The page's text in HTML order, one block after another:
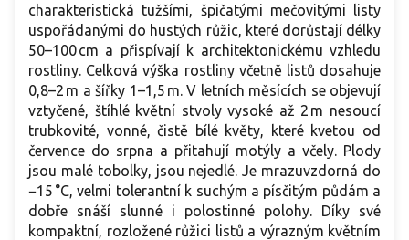
charakteristická tužšími, špičatými mečovitými listy
uspořádanými do hustých růžic, které dorůstají délky
50–100 cm a přispívají k architektonickému vzhledu
rostliny. Celková výška rostliny včetně listů dosahuje
0,8–2 m a šířky 1–1,5 m. V letních měsících se objevují
vztyčené, štíhlé květní stvoly vysoké až 2 m nesoucí
trubkovité, vonné, čistě bílé květy, které kvetou od
července do srpna a přitahují motýly a včely. Plody
jsou malé tobolky, jsou nejedlé. Je mrazuvzdorná do
−15 °C, velmi tolerantní k suchým a písčitým půdám a
dobře snáší slunné i polostinné polohy. Díky své
kompaktní, rozložené růžici listů a výrazným květním